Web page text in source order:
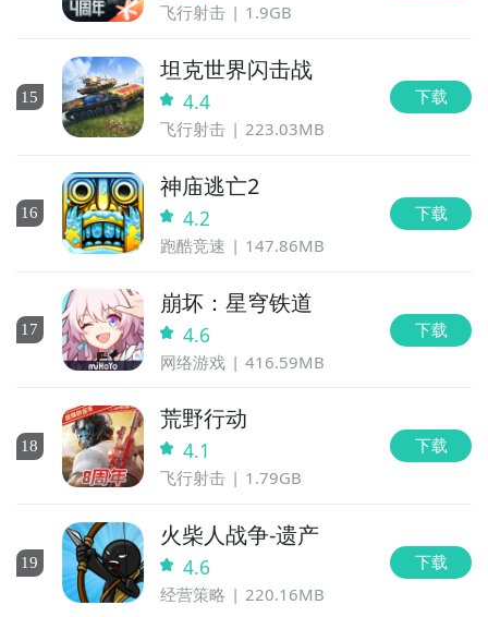
飞行射击 1.9GB
15
坦克世界闪击战
4.4
飞行射击 223.03MB
下载
16
神庙逃亡2
4.2
跑酷竞速 147.86MB
下载
17
崩坏：星穹铁道
4.6
网络游戏 416.59MB
下载
18
荒野行动
4.1
飞行射击 1.79GB
下载
19
火柴人战争-遗产
4.6
经营策略 220.16MB
下载